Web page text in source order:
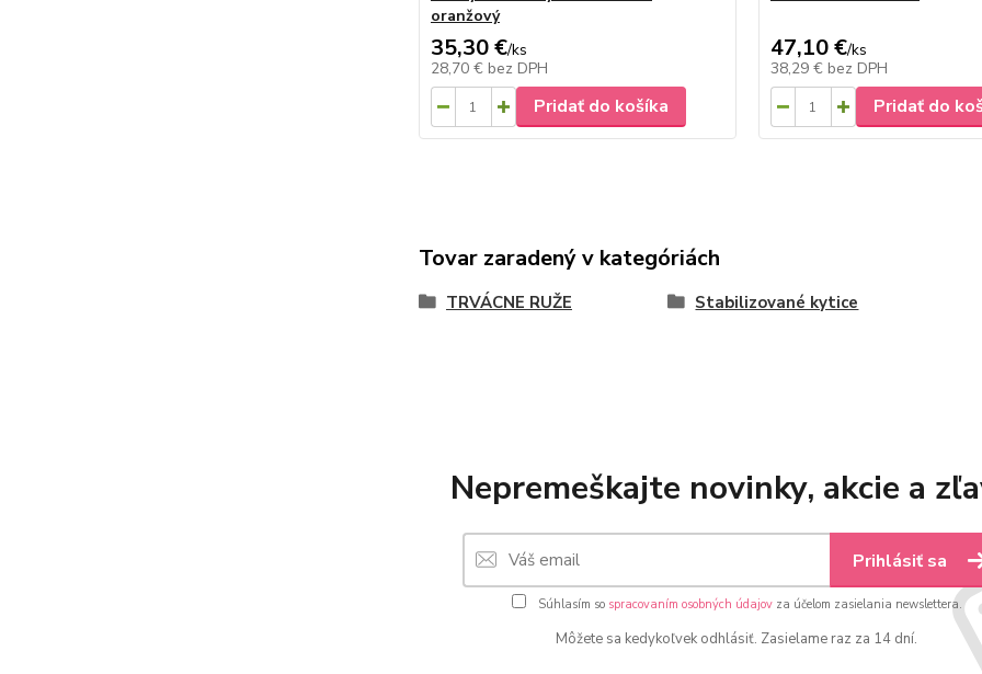
oranžový
35,30 €/ks
28,70 € bez DPH
Pridať do košíka
47,10 €/ks
38,29 € bez DPH
Pridať do
Tovar zaradený v kategóriách
TRVÁCNE RUŽE Stabilizované kytice
Nepremeškajte novinky, akcie a
Prihlásiť sa
Súhlasím so spracovaním osobných údajovza účelom zasielania newslettera.
Môžete sa kedykoľvek odhlásiť. Zasielame raz za 14 dní.